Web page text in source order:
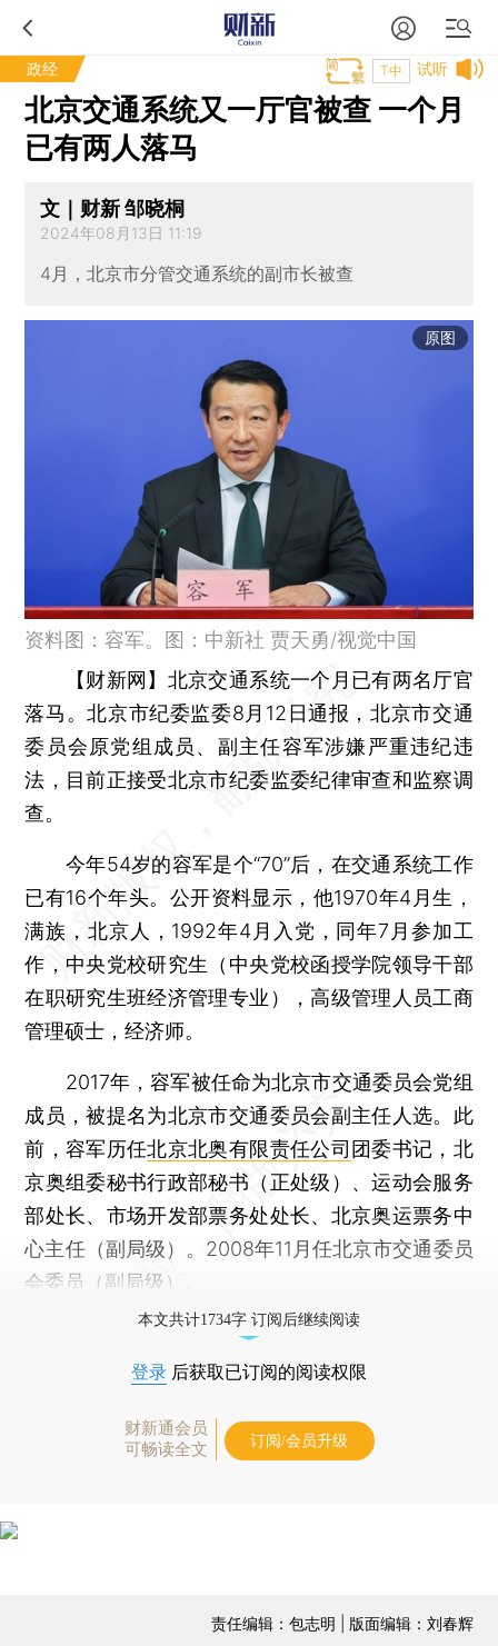
政经 试听
T中
北京交通系统又一厅官被查 一个月
已有两人落马
文｜财新 邹晓桐
2024年08月13日 11:19
4月，北京市分管交通系统的副市长被查
原图
资料图：容军。图：中新社 贾天勇/视觉中国
【财新网】 北京交通系统一个月已有两名厅官
落马。北京市纪委监委8月12日通报，北京市交通
委员会原党组成员、副主任容军涉嫌严重违纪违
法，目前正接受北京市纪委监委纪律审查和监察调
查。
今年54岁的容军是个“70”后，在交通系统工作
已有16个年头。公开资料显示，他1970年4月生，
满族，北京人，1992年4月入党，同年7月参加工
作，中央党校研究生（中央党校函授学院领导干部
在职研究生班经济管理专业），高级管理人员工商
管理硕士，经济师。
2017年，容军被任命为北京市交通委员会党组
成员，被提名为北京市交通委员会副主任人选。此
前，容军历任北京北奥有限责任公司团委书记，北
京奥组委秘书行政部秘书（正处级）、运动会服务
部处长、市场开发部票务处处长、北京奥运票务中
心主任（副局级）。2008年11月任北京市交通委员
会委员（副局级）。
本文共计1734字 订阅后继续阅读
登录 后获取已订阅的阅读权限
财新通会员
可畅读全文
订阅/会员升级
责任编辑：包志明 | 版面编辑：刘春辉